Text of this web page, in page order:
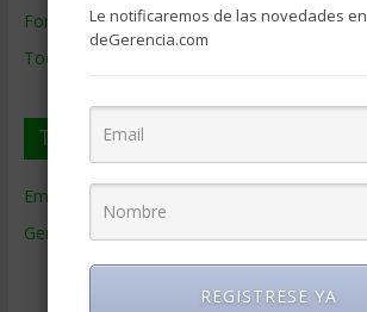
Formación de Gerencia
Todos los Temas
Temas de Gerencia
Empresas de Gerencia
Gerencia
Ciencias Económicas(80)
Le notificaremos de las novedades en
deGerencia.com
REGISTRESE YA